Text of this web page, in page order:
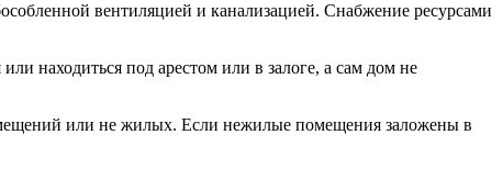
вентиляцией и канализацией. Снабжение ресурсами
находиться под арестом или в залоге, а сам дом не
или не жилых. Если нежилые помещения заложены в